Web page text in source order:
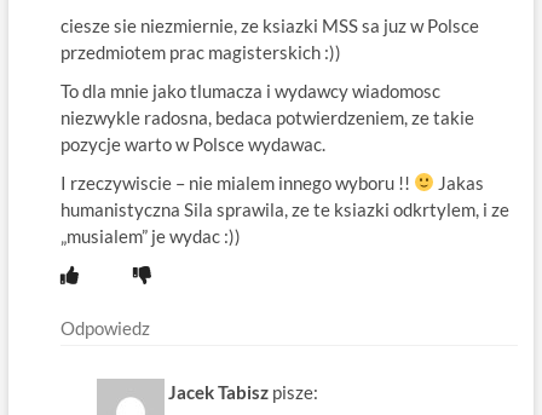
ciesze sie niezmiernie, ze ksiazki MSS sa juz w Polsce
przedmiotem prac magisterskich :))
To dla mnie jako tlumacza i wydawcy wiadomosc
niezwykle radosna, bedaca potwierdzeniem, ze takie
pozycje warto w Polsce wydawac.
I rzeczywiscie – nie mialem innego wyboru !!
Jakas
humanistyczna Sila sprawila, ze te ksiazki odkrtylem, i ze
„musialem” je wydac :))
Odpowiedz
Jacek Tabisz pisze: